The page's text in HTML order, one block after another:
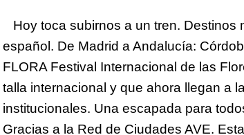
Hoy toca subirnos a un tren.
español. De Madrid a Andalucía:
FLORA Festival Internacional de las
talla internacional y que ahora llegan a
institucionales. Una escapada para
Gracias a la Red de Ciudades AVE.